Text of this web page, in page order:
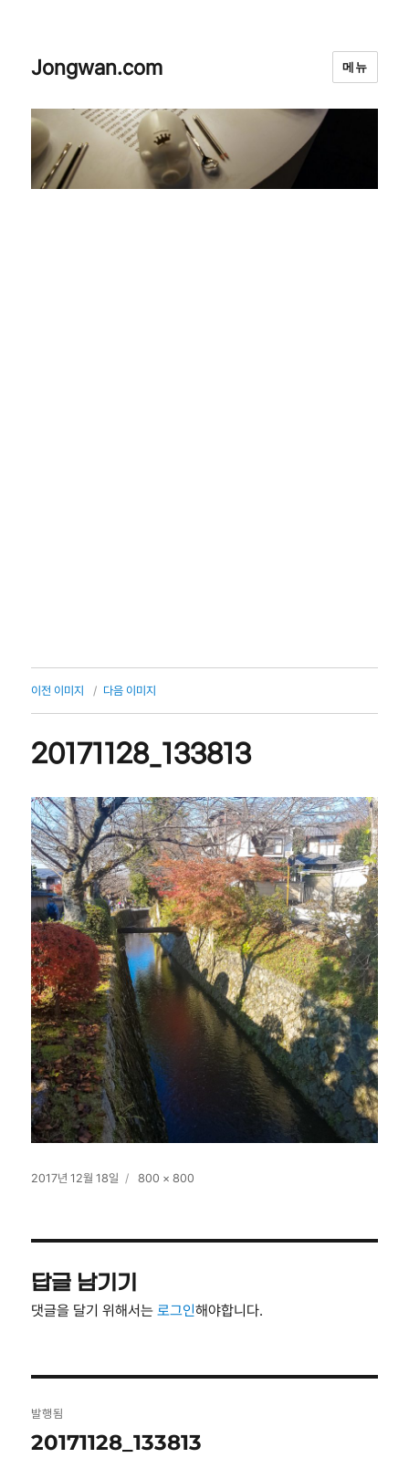
Jongwan.com 메뉴
이전 이미지 다음 이미지
20171128_133813
작
2017년 12월 18일
전
800 × 800
답글 남기기
댓글을 달기 위해서는로그인해야합니다.
탐
발행됨
20171128_133813